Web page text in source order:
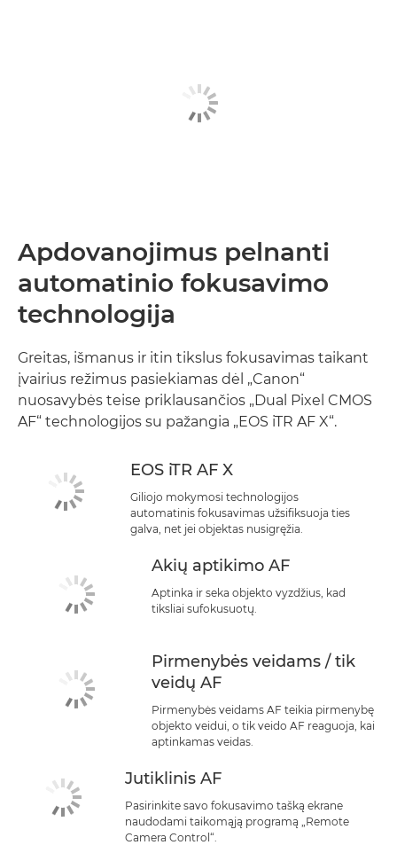
Apdovanojimus pelnanti
automatinio fokusavimo
technologija
Greitas, išmanus ir itin tikslus fokusavimas taikant
įvairius režimus pasiekiamas dėl „Canon“
nuosavybės teise priklausančios „Dual Pixel CMOS
AF“ technologijos su pažangia „EOS iTR AF X“.
EOS iTR AF X
Giliojo mokymosi technologijos
automatinis fokusavimas užsifiksuoja ties
galva, net jei objektas nusigręžia.
Akių aptikimo AF
Aptinka ir seka objekto vyzdžius, kad
tiksliai sufokusuotų.
Pirmenybės veidams / tik
veidų AF
Pirmenybės veidams AF teikia pirmenybę
objekto veidui, o tik veido AF reaguoja, kai
aptinkamas veidas.
Jutiklinis AF
Pasirinkite savo fokusavimo tašką ekrane
naudodami taikomąją programą „Remote
Camera Control“.